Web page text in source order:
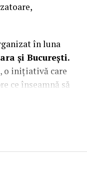
în luna
și București.
, o inițiativă care
ce înseamnă să
de carieră în
personal. Deni